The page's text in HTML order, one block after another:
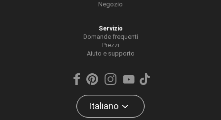
Negozio
Servizio
Domande frequenti
Prezzi
Aiuto e supporto
Italiano